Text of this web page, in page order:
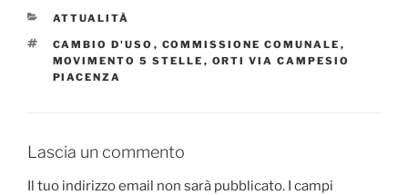
CATEGORIE
ATTUALITÀ
TAG
CAMBIO D'USO , COMMISSIONE COMUNALE ,
MOVIMENTO 5 STELLE , ORTI VIA CAMPESIO
PIACENZA
Lascia un commento
Il tuo indirizzo email non sarà pubblicato. I campi